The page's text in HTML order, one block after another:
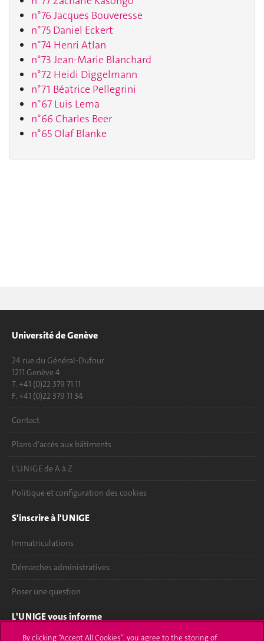
n°76 Jacques Bouveresse
n°75 Daniel Eckert
n°74 Henri Atlan
n°73 Jean-Marie Blanchard
n°72 Heidi Diggelmann
n°71 Béatrice Pellegrini
n°67 Luis Lema
n°66 Charles Beer
n°65 Olaf Blanke
Université de Genève
24 rue du Général-Dufour
1211 Genève 4
T. +41 (0)22 379 71 11
F. +41 (0)22 379 11 34
Contact
Plans d'accès aux bâtiments
L'UNIGE de A à Z
Politique et configuration des cookies
S'inscrire à l'UNIGE
Immatriculations
Démarches administratives
Poser une question
L'UNIGE vous informe
By clicking “Accept All Cookies”, you agree to the storing of